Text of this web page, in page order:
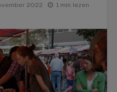
2022 1 min. lezen